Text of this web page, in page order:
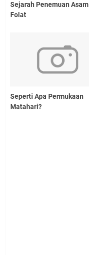
Sejarah Penemuan Asam
Folat
Seperti Apa Permukaan
Matahari?